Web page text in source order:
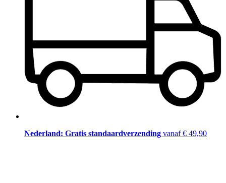
Nederland: Gratis standaardverzending vanaf € 49,90